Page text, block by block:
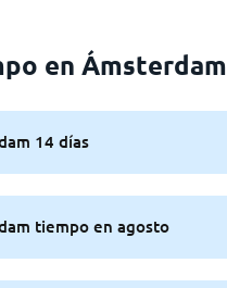
en Ámsterdam
14 días
tiempo en agosto